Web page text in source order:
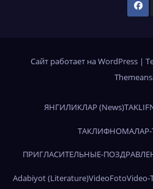
Сайт работает на WordPress |
ЯНГИЛИКЛАР (News)
ТАКЛИФНОМАЛАР-
ПРИГЛАСИТЕЛЬНЫЕ-
Adabiyot (Literature)VideoFotoVideo-